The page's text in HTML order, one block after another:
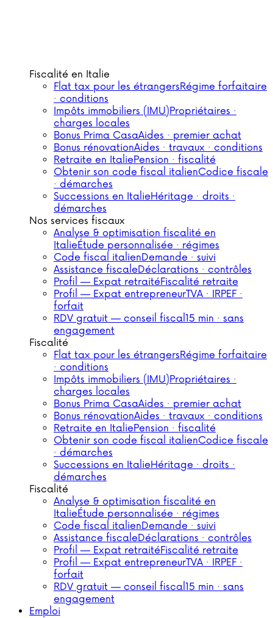
Fiscalité en Italie
Flat tax pour les étrangersRégime forfaitaire
· conditions
Impôts immobiliers (IMU)Propriétaires ·
charges locales
Bonus Prima CasaAides · premier achat
Bonus rénovationAides · travaux · conditions
Retraite en ItaliePension · fiscalité
Obtenir son code fiscal italienCodice fiscale
· démarches
Successions en ItalieHéritage · droits ·
démarches
Nos services fiscaux
Analyse & optimisation fiscalité en
ItalieÉtude personnalisée · régimes
Code fiscal italienDemande · suivi
Assistance fiscaleDéclarations · contrôles
Profil — Expat retraitéFiscalité retraite
Profil — Expat entrepreneurTVA · IRPEF ·
forfait
RDV gratuit — conseil fiscal15 min · sans
engagement
Fiscalité
Flat tax pour les étrangersRégime forfaitaire
· conditions
Impôts immobiliers (IMU)Propriétaires ·
charges locales
Bonus Prima CasaAides · premier achat
Bonus rénovationAides · travaux · conditions
Retraite en ItaliePension · fiscalité
Obtenir son code fiscal italienCodice fiscale
· démarches
Successions en ItalieHéritage · droits ·
démarches
Fiscalité
Analyse & optimisation fiscalité en
ItalieÉtude personnalisée · régimes
Code fiscal italienDemande · suivi
Assistance fiscaleDéclarations · contrôles
Profil — Expat retraitéFiscalité retraite
Profil — Expat entrepreneurTVA · IRPEF ·
forfait
RDV gratuit — conseil fiscal15 min · sans
engagement
Emploi